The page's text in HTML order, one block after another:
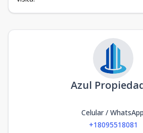
Azul
Celular / WhatsApp
+18095518081